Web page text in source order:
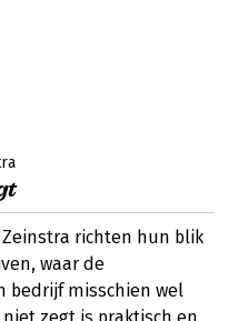
Zeinstra richten hun blik
waar de
bedrijf misschien wel